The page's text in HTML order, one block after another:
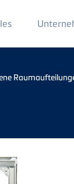
Main
Menu
2